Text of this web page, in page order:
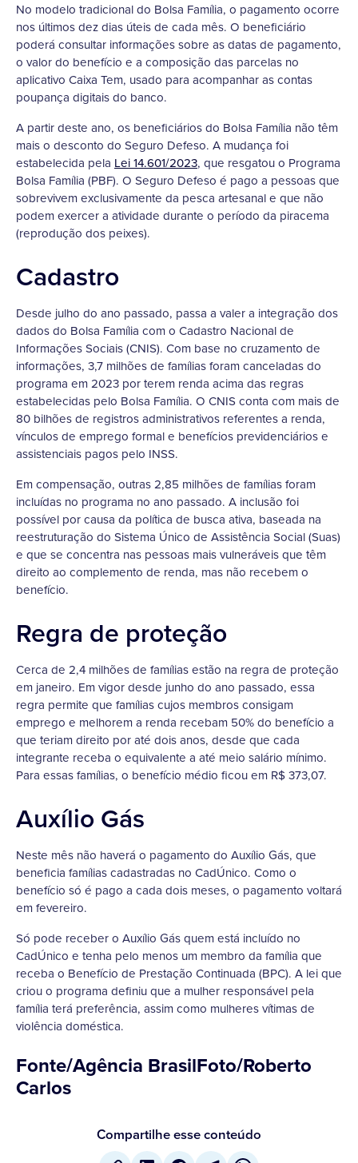
No modelo tradicional do Bolsa Família, o pagamento ocorre
nos últimos dez dias úteis de cada mês. O beneficiário
poderá consultar informações sobre as datas de pagamento,
o valor do benefício e a composição das parcelas no
aplicativo Caixa Tem, usado para acompanhar as contas
poupança digitais do banco.
A partir deste ano, os beneficiários do Bolsa Família não têm
mais o desconto do Seguro Defeso. A mudança foi
estabelecida pela Lei 14.601/2023, que resgatou o Programa
Bolsa Família (PBF). O Seguro Defeso é pago a pessoas que
sobrevivem exclusivamente da pesca artesanal e que não
podem exercer a atividade durante o período da piracema
(reprodução dos peixes).
Cadastro
Desde julho do ano passado, passa a valer a integração dos
dados do Bolsa Família com o Cadastro Nacional de
Informações Sociais (CNIS). Com base no cruzamento de
informações, 3,7 milhões de famílias foram canceladas do
programa em 2023 por terem renda acima das regras
estabelecidas pelo Bolsa Família. O CNIS conta com mais de
80 bilhões de registros administrativos referentes a renda,
vínculos de emprego formal e benefícios previdenciários e
assistenciais pagos pelo INSS.
Em compensação, outras 2,85 milhões de famílias foram
incluídas no programa no ano passado. A inclusão foi
possível por causa da política de busca ativa, baseada na
reestruturação do Sistema Único de Assistência Social (Suas)
e que se concentra nas pessoas mais vulneráveis que têm
direito ao complemento de renda, mas não recebem o
benefício.
Regra de proteção
Cerca de 2,4 milhões de famílias estão na regra de proteção
em janeiro. Em vigor desde junho do ano passado, essa
regra permite que famílias cujos membros consigam
emprego e melhorem a renda recebam 50% do benefício a
que teriam direito por até dois anos, desde que cada
integrante receba o equivalente a até meio salário mínimo.
Para essas famílias, o benefício médio ficou em R$ 373,07.
Auxílio Gás
Neste mês não haverá o pagamento do Auxílio Gás, que
beneficia famílias cadastradas no CadÚnico. Como o
benefício só é pago a cada dois meses, o pagamento voltará
em fevereiro.
Só pode receber o Auxílio Gás quem está incluído no
CadÚnico e tenha pelo menos um membro da família que
receba o Benefício de Prestação Continuada (BPC). A lei que
criou o programa definiu que a mulher responsável pela
família terá preferência, assim como mulheres vítimas de
violência doméstica.
Fonte/Agência BrasilFoto/Roberto
Carlos
Compartilhe esse conteúdo